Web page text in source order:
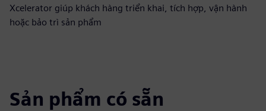
Xcelerator giúp khách hàng triển khai, tích hợp, vận hành
hoặc bảo trì sản phẩm
Sản phẩm có sẵn